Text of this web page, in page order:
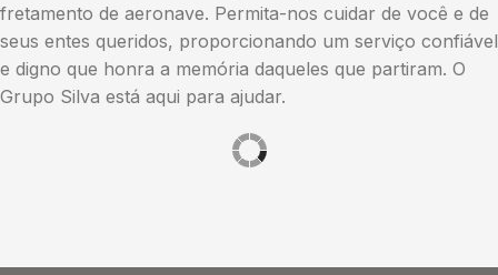
fretamento de aeronave. Permita-nos cuidar de você e de
seus entes queridos, proporcionando um serviço confiável
e digno que honra a memória daqueles que partiram. O
Grupo Silva está aqui para ajudar.